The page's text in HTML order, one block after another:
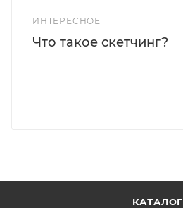
ИНТЕРЕСНОЕ
Что такое скетчинг?
КАТАЛОГ